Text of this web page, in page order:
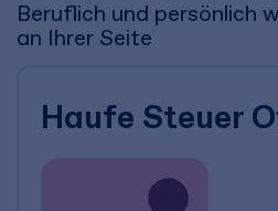
Beruflich und persönlich
an Ihrer Seite
Haufe Steuer